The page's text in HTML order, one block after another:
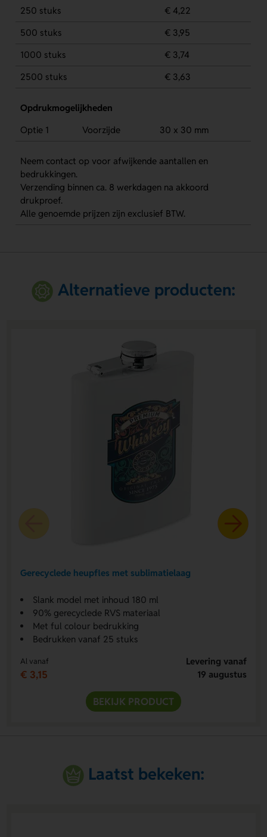
250 stuks
€ 4,22
500 stuks
€ 3,95
1000 stuks
€ 3,74
2500 stuks
€ 3,63
Opdrukmogelijkheden
Optie 1
Voorzijde 30 x 30 mm
Neem contact op voor afwijkende aantallen en
bedrukkingen.
Verzending binnen ca. 8 werkdagen na akkoord
drukproef.
Alle genoemde prijzen zijn exclusief BTW.
Alternatieve producten:
Gerecyclede heupfles met sublimatielaag
Slank model met inhoud 180 ml
90% gerecyclede RVS materiaal
Met ful colour bedrukking
Bedrukken vanaf 25 stuks
Al vanaf
€ 3,15
Levering vanaf
19 augustus
BEKIJK PRODUCT
Laatst bekeken: